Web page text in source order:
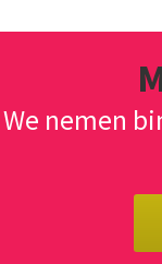
We nemen